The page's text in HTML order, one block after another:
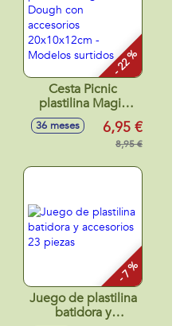
- 22 %
Cesta Picnic
plastilina Magic
Dough con
accesorios
20x10x12cm -
36 meses 6,95 €
8,95 €
- 7 %
Juego de plastilina
batidora y